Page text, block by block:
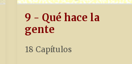
9 - Qué hace la
gente
18 Capítulos